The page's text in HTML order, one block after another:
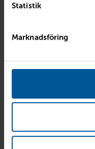
Statistik
Marknadsföring
139 800kr